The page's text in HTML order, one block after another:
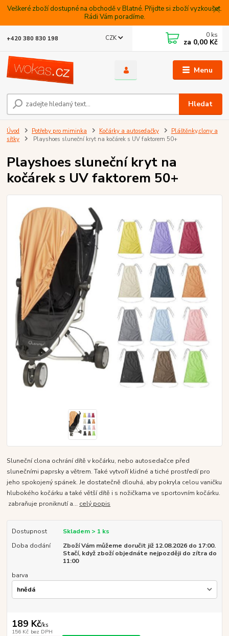
Veškeré zboží dostupné na obchodě v Blatné. Přijdte si zboží vyzkoušet.
Rádi Vám poradíme.
Menu
CZK
Hledat
+420 380 830 198 0 ks
za 0,00 Kč
Úvod Potřeby pro miminka Kočárky a autosedačky
Pláštěnky,clony a
sítky
Playshoes sluneční kryt na kočárek s UV faktorem 50+
Playshoes sluneční kryt na
kočárek s UV faktorem 50+
Sluneční clona ochrání dítě v kočárku, nebo autosedačce před
slunečními paprsky a větrem. Také vytvoří klidné a tiché prostředí pro
jeho spokojený spánek. Je dostatečně dlouhá, aby pokryla celou vaničku
hlubokého kočárku a také větší dítě i s nožičkama ve sportovním kočárku.
zabraňuje proniknutí a... celý popis
Dostupnost
Skladem > 1 ks
Doba dodání
Zboží Vám můžeme doručit již 12.08.2026 do 17:00.
Stačí, když zboží objednáte nejpozději do zítra do
11:00
barva
189 Kč/ks
156 Kč bez DPH